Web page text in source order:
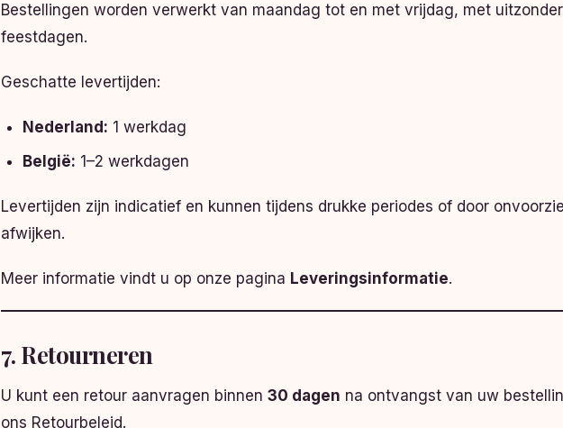
Bestellingen worden verwerkt van maandag tot en met vrijdag, met
feestdagen.
Geschatte levertijden:
Nederland: 1 werkdag
België: 1–2 werkdagen
Levertijden zijn indicatief en kunnen tijdens drukke periodes of door
afwijken.
Meer informatie vindt u op onze pagina Leveringsinformatie.
7. Retourneren
U kunt een retour aanvragen binnen 30 dagen na ontvangst van uw
ons Retourbeleid.